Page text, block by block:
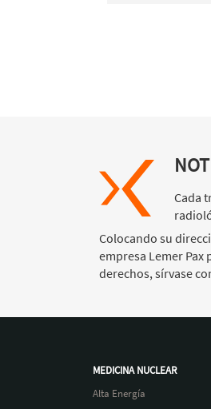
Cada
Colocando su
empresa Lemer Pax
derechos, sírvase
MEDICINA NUCLEAR
Alta Energía